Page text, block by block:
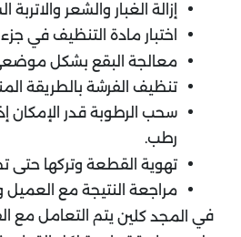
إزالة الغبار والشعر
اختبار مادة التنظيف في
معالجة البقع بشكل
تنظيف الفرشة بالطريقة
سحب الرطوبة قدر الإمكان
رطب.
تهوية القطعة وتركها حتى
مراجعة النتيجة مع
في المجد كلين يتم التعامل مع